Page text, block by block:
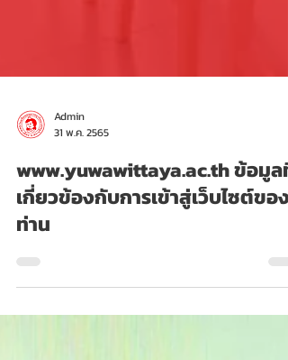
31 พ.ค. 2565
www.yuwawittaya.ac.th ข้อมูลที่
เกี่ยวข้องกับการเข้าสู่เว็บไซต์ของ
ท่าน